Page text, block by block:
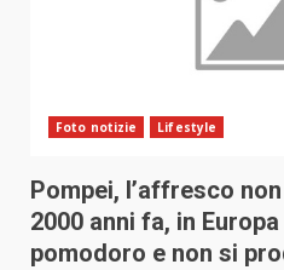
Foto notizie Lifestyle
Pompei, l’affresco
2000 anni fa, in Europa
pomodoro e non si